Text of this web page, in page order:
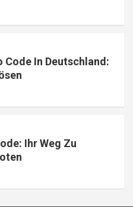
Code In Deutschland:
Ihr Weg Zu